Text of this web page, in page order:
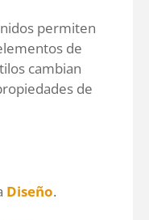
permiten
de
cambian
de
Diseño.